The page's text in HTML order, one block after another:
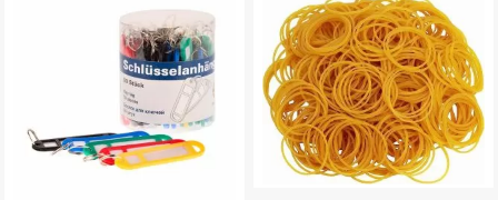
Цветен микс
Количество
Няма наличност
Категория
Кламери, Поставки за кламери